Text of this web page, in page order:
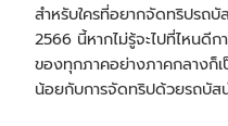
สำหรับใครที่อยากจัดทริปรถบั
2566 นี้หากไม่รู้จะไปที่ไหนดี
ของทุกภาคอย่างภาคกลางก็
น้อยกับการจัดทริปด้วยรถบัส